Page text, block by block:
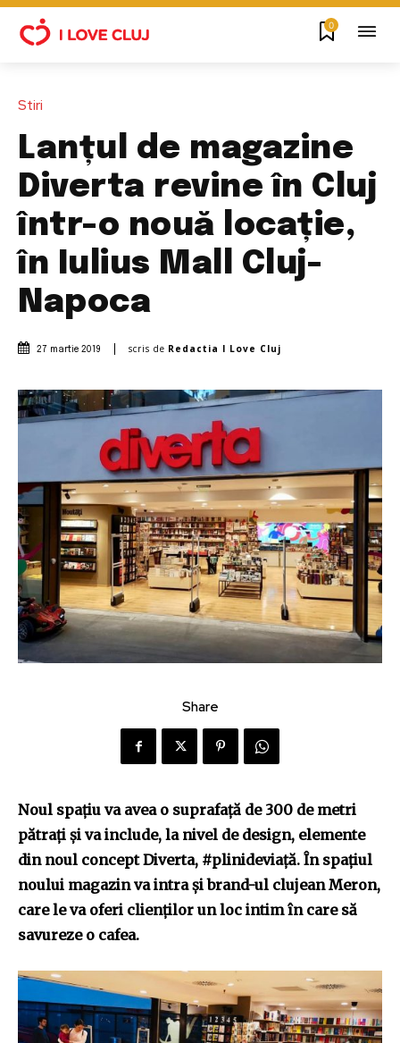
0
Stiri
Lanțul de magazine
Diverta revine în Cluj
într-o nouă locație,
în Iulius Mall Cluj-
Napoca
27 martie 2019 scris de Redactia I Love Cluj
Share
Noul spațiu va avea o suprafață de 300 de metri
pătrați și va include, la nivel de design, elemente
din noul concept Diverta, #plinideviață. În spațiul
noului magazin va intra și brand-ul clujean Meron,
care le va oferi clienților un loc intim în care să
savureze o cafea.